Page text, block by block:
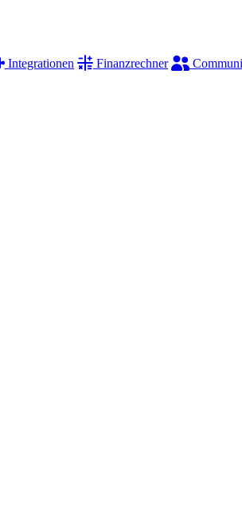
Integrationen Finanzrechner